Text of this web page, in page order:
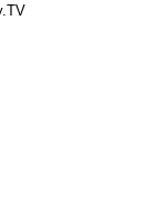
منصة وسائل